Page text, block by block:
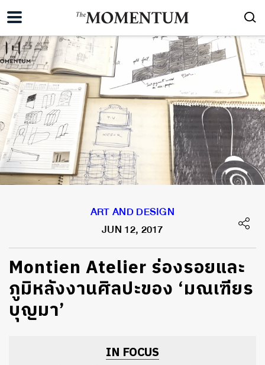
ART AND DESIGN
JUN 12, 2017
Montien Atelier ร่องรอยและ
ภูมิหลังงานศิลปะของ ‘มณเฑียร
บุญมา’
IN FOCUS